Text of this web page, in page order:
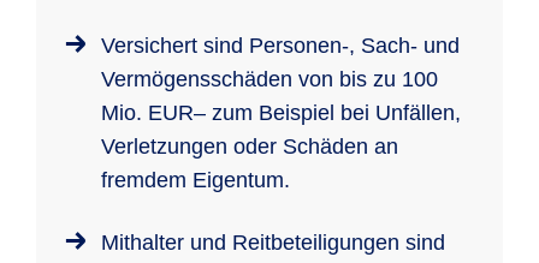
Versichert sind Personen-, Sach- und
Vermögensschäden von bis zu 100
Mio. EUR– zum Beispiel bei Unfällen,
Verletzungen oder Schäden an
fremdem Eigentum.
Mithalter und Reitbeteiligungen sind